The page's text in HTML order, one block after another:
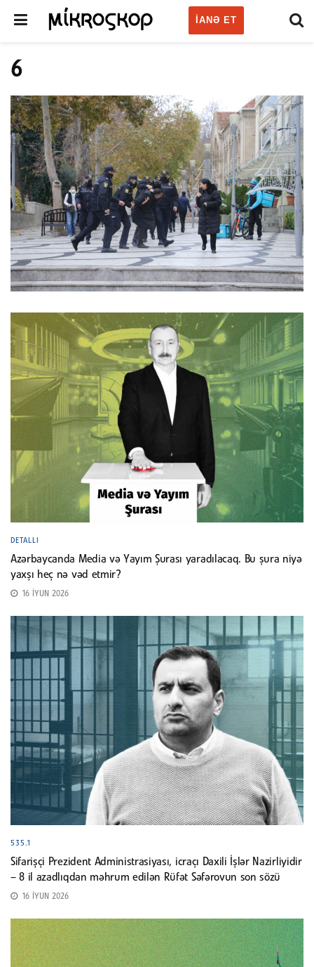
IANƏ ET
6
DETALLI
Azərbaycanda Media və Yayım Şurası yaradılacaq. Bu şura niyə
yaxşı heç nə vəd etmir?
16 İYUN 2026
535.1
Sifarişçi Prezident Administrasiyası, icraçı Daxili İşlər Nazirliyidir
– 8 il azadlıqdan məhrum edilən Rüfət Səfərovun son sözü
16 İYUN 2026